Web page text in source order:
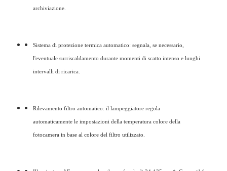
archiviazione.
Sistema di protezione termica automatico: segnala, se necessario,
l'eventuale surriscaldamento durante momenti di scatto intenso e lunghi
intervalli di ricarica.
Rilevamento filtro automatico: il lampeggiatore regola
automaticamente le impostazioni della temperatura colore della
fotocamera in base al colore del filtro utilizzato.